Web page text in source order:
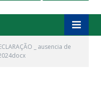
_ ausencia de